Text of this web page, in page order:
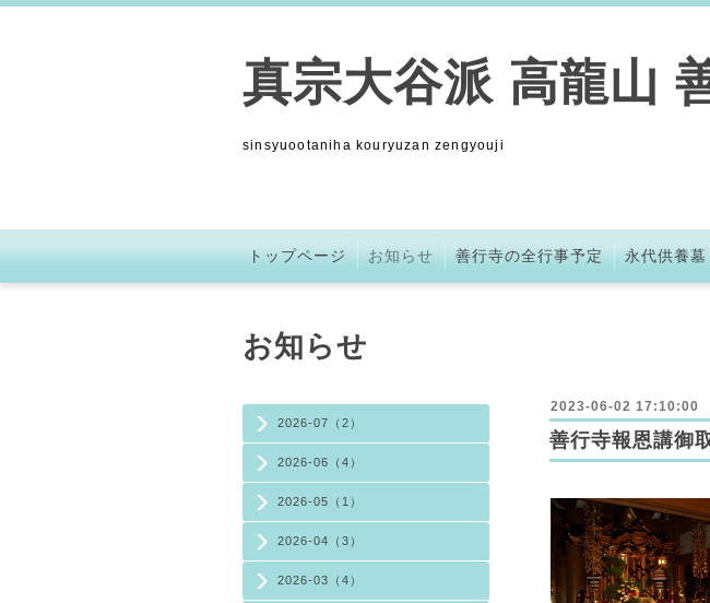
真宗大谷派 高龍山
sinsyuootaniha kouryuzan zengyouji
トップページ お知らせ 善行寺の全行事予定 永代供養墓
2026-07（2）
2026-06（4）
2026-05（1）
2026-04（3）
2026-03（4）
お知らせ
2023-06-02 17:10:00
善行寺報恩講御